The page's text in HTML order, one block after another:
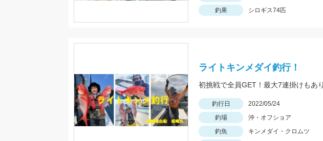
釣果
シロギス74匹
ライトキンメダイ釣行！
初挑戦で全員GET！最大7連掛けもあ
釣行日 2022/05/24
釣場
沖・オフショア
釣魚
キンメダイ・クロムツ